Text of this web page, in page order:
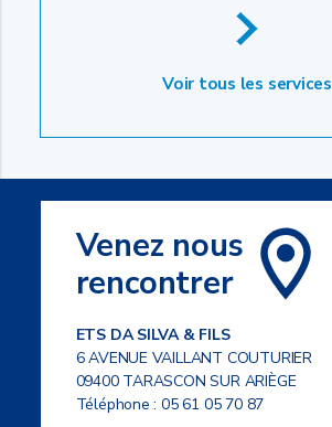
Voir tous les services
Venez nous
rencontrer
ETS DA SILVA & FILS
6 AVENUE VAILLANT COUTURIER
09400 TARASCON SUR ARIÈGE
Téléphone :05 61 05 70 87